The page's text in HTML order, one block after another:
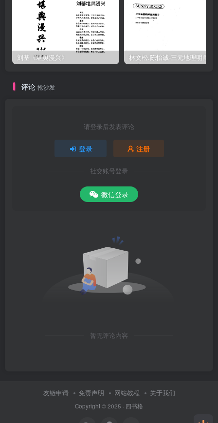
刘基《堪舆漫兴》
评论 抢沙发
请登录后发表评论
登录 注册
社交账号登录
微信登录
暂无评论内容
友链申请 免责声明 网站教程 关于我们
Copyright © 2025 · 四书格